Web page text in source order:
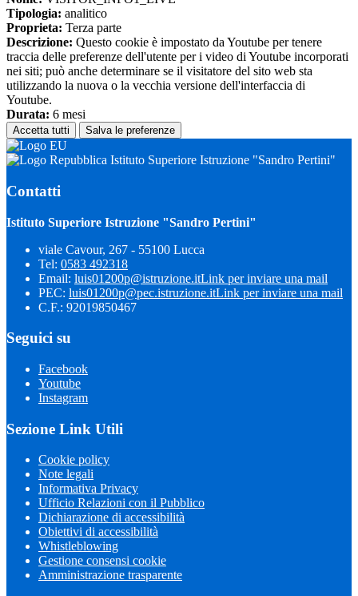
Tipologia: analitico
Proprieta: Terza parte
Descrizione: Questo cookie è impostato da Youtube per tenere
traccia delle preferenze dell'utente per i video di Youtube incorporati
nei siti; può anche determinare se il visitatore del sito web sta
utilizzando la nuova o la vecchia versione dell'interfaccia di
Youtube.
Durata: 6 mesi
Accetta tutti Salva le preferenze
Istituto Superiore Istruzione "Sandro Pertini"
Contatti
Istituto Superiore Istruzione "Sandro Pertini"
viale Cavour, 267 - 55100 Lucca
Tel: 0583 492318
Email: luis01200p@istruzione.itLink per inviare una mail
PEC: luis01200p@pec.istruzione.itLink per inviare una mail
C.F.: 92019850467
Seguici su
Facebook
Youtube
Instagram
Sezione Link Utili
Cookie policy
Note legali
Informativa Privacy
Ufficio Relazioni con il Pubblico
Dichiarazione di accessibilità
Obiettivi di accessibilità
Whistleblowing
Gestione consensi cookie
Amministrazione trasparente